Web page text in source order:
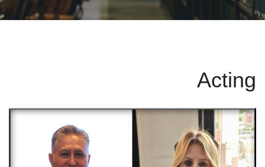
البحث العلمي
الأنظمة الذكية
Acting